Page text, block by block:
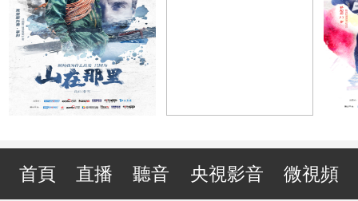
首頁 直播 聽音 央視影音 微視頻